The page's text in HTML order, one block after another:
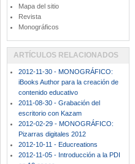
Mapa del sitio
Revista
Monográficos
ARTÍCULOS RELACIONADOS
2012-11-30 - MONOGRÁFICO:
iBooks Author para la creación de
contenido educativo
2011-08-30 - Grabación del
escritorio con Kazam
2012-02-29 - MONOGRÁFICO:
Pizarras digitales 2012
2012-10-11 - Educreations
2012-11-05 - Introducción a la PDI